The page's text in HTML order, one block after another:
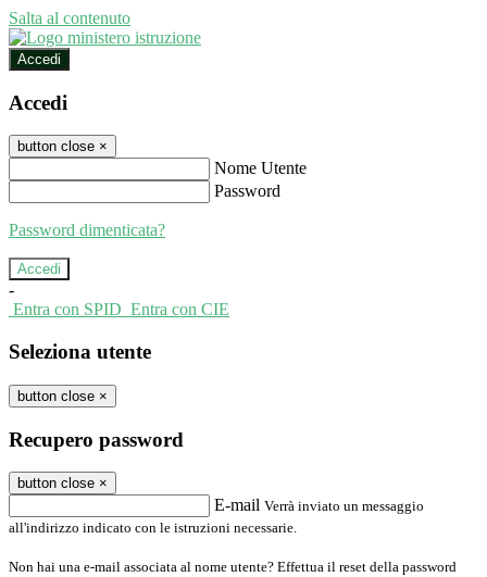
Salta al contenuto
Accedi
Accedi
button close ×
Nome Utente
Password
Password dimenticata?
-
Entra con SPID Entra con CIE
Seleziona utente
button close ×
Recupero password
button close ×
E-mail Verrà inviato un messaggio
all'indirizzo indicato con le istruzioni necessarie.
Non hai una e-mail associata al nome utente? Effettua il reset della password